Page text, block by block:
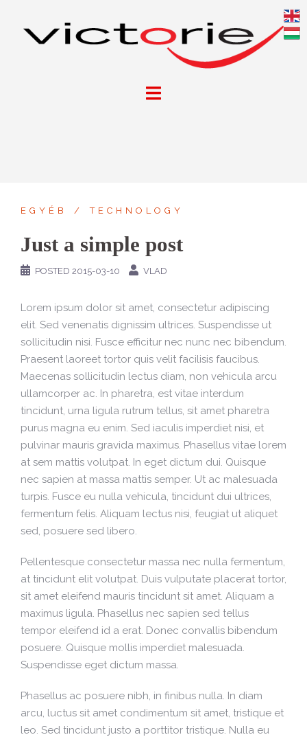
content
EGYÉB TECHNOLOGY
Just a simple post
POSTED 2015-03-10 VLAD
Lorem ipsum dolor sit amet, consectetur adipiscing
elit. Sed venenatis dignissim ultrices. Suspendisse ut
sollicitudin nisi. Fusce efficitur nec nunc nec bibendum.
Praesent laoreet tortor quis velit facilisis faucibus.
Maecenas sollicitudin lectus diam, non vehicula arcu
ullamcorper ac. In pharetra, est vitae interdum
tincidunt, urna ligula rutrum tellus, sit amet pharetra
purus magna eu enim. Sed iaculis imperdiet nisi, et
pulvinar mauris gravida maximus. Phasellus vitae lorem
at sem mattis volutpat. In eget dictum dui. Quisque
nec sapien at massa mattis semper. Ut ac malesuada
turpis. Fusce eu nulla vehicula, tincidunt dui ultrices,
fermentum felis. Aliquam lectus nisi, feugiat ut aliquet
sed, posuere sed libero.
Pellentesque consectetur massa nec nulla fermentum,
at tincidunt elit volutpat. Duis vulputate placerat tortor,
sit amet eleifend mauris tincidunt sit amet. Aliquam a
maximus ligula. Phasellus nec sapien sed tellus
tempor eleifend id a erat. Donec convallis bibendum
posuere. Quisque mollis imperdiet malesuada.
Suspendisse eget dictum massa.
Phasellus ac posuere nibh, in finibus nulla. In diam
arcu, luctus sit amet condimentum sit amet, tristique et
leo. Sed tincidunt justo a porttitor tristique. Nulla eu